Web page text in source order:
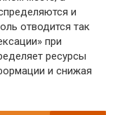
и
отводится так
при
ресурсы
и снижая